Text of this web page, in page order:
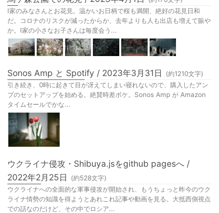
I家のみなさんとお花見。温かいお日柄で桜も満開、絶好の花見日和
だ。コロナのリスクが減ったからか、去年よりも人も出店も増えて賑や
か。I家の小さなお子さんは毎度会う...
Sonos Amp と Spotify / 2023年3月31日 (約1210文字)
引き続き、0時に起きて目が冴えてしまい寝れないので、購入したアン
プのセットアップを始める。絶賛時差ボケ。Sonos Amp が Amazon
タイムセールでかな...
ウクライナ侵攻・Shibuya.jsをgithub pagesへ /
2022年2月25日
(約528文字)
ウクライナへの全面的な軍事侵攻が開始され、もうちょっと昨今のウク
ライナ情勢の知識を得ようとあれこれ記事や動画を見る。大抵西側視点
での話なのだけど、その中でロシア...